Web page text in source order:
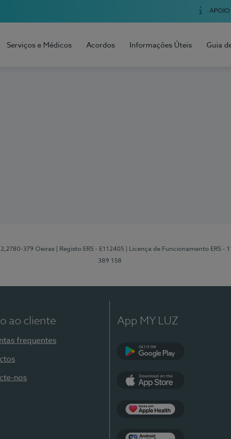
APOIO
Serviços e Médicos Acordos Informações Úteis Guia
379 Oeiras | Registo ERS - E112405 | Licença de Funcionamento ERS -
389 158
ao cliente
frequentes
nos
App MY LUZ